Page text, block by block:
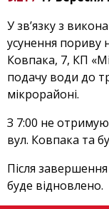
У зв’язку з
усунення пориву
Ковпака, 7, КП
подачу води до
мікрорайоні.
З 7:00 не
вул. Ковпака та
Після
буде відновлено.